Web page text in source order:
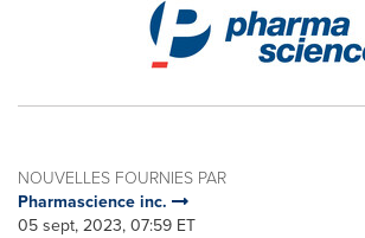
NOUVELLES FOURNIES PAR
Pharmascience inc.
05 sept, 2023, 07:59 ET